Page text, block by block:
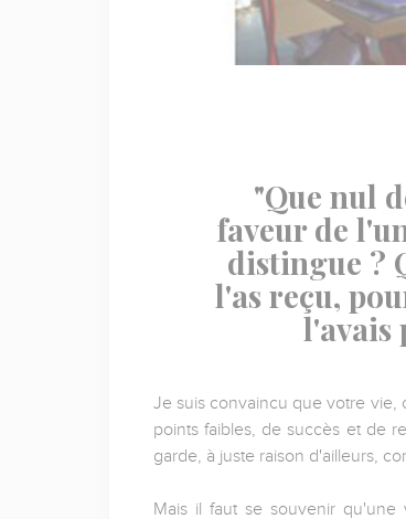
"Que nul
faveur de
distingue ?
l'as reçu,
l'avais
Je suis convaincu que votre vie,
points faibles, de succès et de
garde, à juste raison d'ailleurs,
Mais il faut se souvenir